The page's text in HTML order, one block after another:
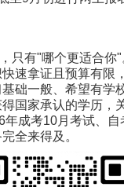
只有"哪个更适合你
速拿证且预算有限
础一般、希望有学
国家承认的学历，
年成考10月考试、自
全来得及。